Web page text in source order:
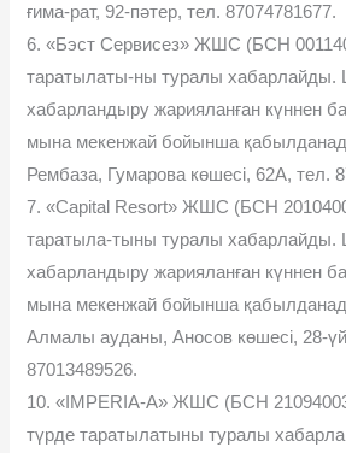
ғима-рат, 92-пәтер, тел. 87074781677.
6. «Бэст Сервисез» ЖШС (БСН
таратылаты-ны туралы хабарлайды.
хабарландыру жарияланған күннен
мына мекенжай бойынша
Рембаза, Гумарова көшесі, 62А, тел.
7. «Capital Resort» ЖШС (БСН
таратыла-тыны туралы хабарлайды.
хабарландыру жарияланған күннен
мына мекенжай бойынша
Алмалы ауданы, Аносов көшесі, 28-
87013489526.
10. «IMPERIA-A» ЖШС (БСН
түрде таратылатыны туралы